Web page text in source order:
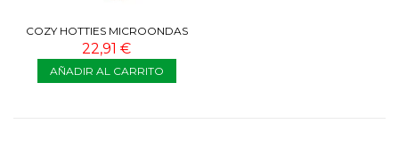
COZY HOTTIES MICROONDAS
22,91 €
AÑADIR AL CARRITO